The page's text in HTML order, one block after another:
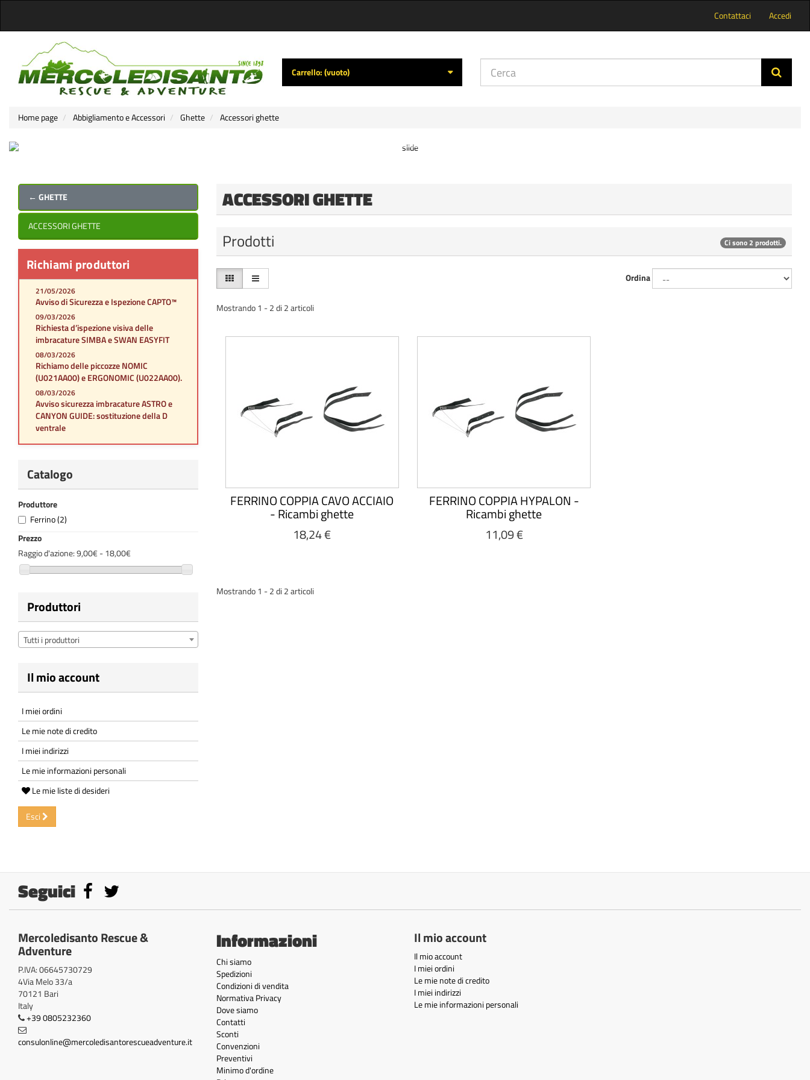
Contattaci Accedi
Carrello:(vuoto)
Home page Abbigliamento e Accessori Ghette Accessori ghette
← GHETTE
ACCESSORI GHETTE
Richiami produttori
21/05/2026
Avviso di Sicurezza e Ispezione CAPTO™
09/03/2026
Richiesta d’ispezione visiva delle
imbracature SIMBA e SWAN EASYFIT
08/03/2026
Richiamo delle piccozze NOMIC
(U021AA00) e ERGONOMIC (U022AA00).
08/03/2026
Avviso sicurezza imbracature ASTRO e
CANYON GUIDE: sostituzione della D
ventrale
Catalogo
Produttore
Ferrino(2)
Prezzo
Raggio d'azione:9,00€ - 18,00€
Produttori
Tutti i produttori
Il mio account
I miei ordini
Le mie note di credito
I miei indirizzi
Le mie informazioni personali
Le mie liste di desideri
Esci
ACCESSORI GHETTE
Prodotti Ci sono 2 prodotti.
Ordina
Mostrando 1 - 2 di 2 articoli
FERRINO COPPIA CAVO ACCIAIO
- Ricambi ghette
18,24 €
FERRINO COPPIA HYPALON -
Ricambi ghette
11,09 €
Mostrando 1 - 2 di 2 articoli
Seguici
Mercoledisanto Rescue &
Adventure
P.IVA: 06645730729
4Via Melo 33/a
70121 Bari
Italy
+39 0805232360
consulonline@mercoledisantorescueadventure.it
Informazioni
Chi siamo
Spedizioni
Condizioni di vendita
Normativa Privacy
Dove siamo
Contatti
Sconti
Convenzioni
Preventivi
Minimo d'ordine
Il mio account
Il mio account
I miei ordini
Le mie note di credito
I miei indirizzi
Le mie informazioni personali